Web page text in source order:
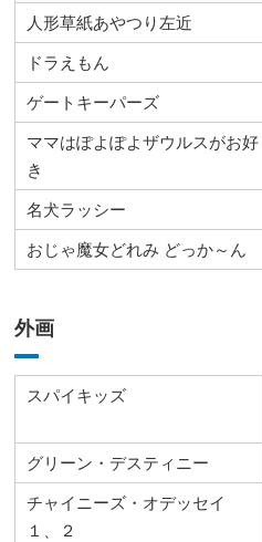
人形草紙あやつり左近
ドラえもん
ゲートキーパーズ
ママはぽよぽよザウルスがお好
き
名犬ラッシー
おじゃ魔女どれみ どっか～ん
外画
スパイキッズ
グリーン・デスティニー
チャイニーズ・オデッセイ
１、２